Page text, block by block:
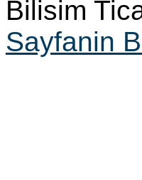
Bilisim
Sayfanin